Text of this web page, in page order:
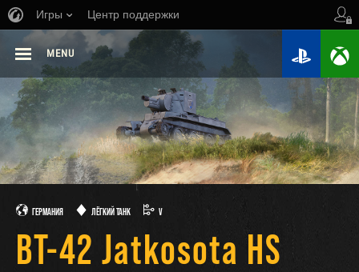
Игры Центр поддержки
MENU
ГЕРМАНИЯ ЛЁГКИЙ ТАНК V
BT-42 Jatkosota HS